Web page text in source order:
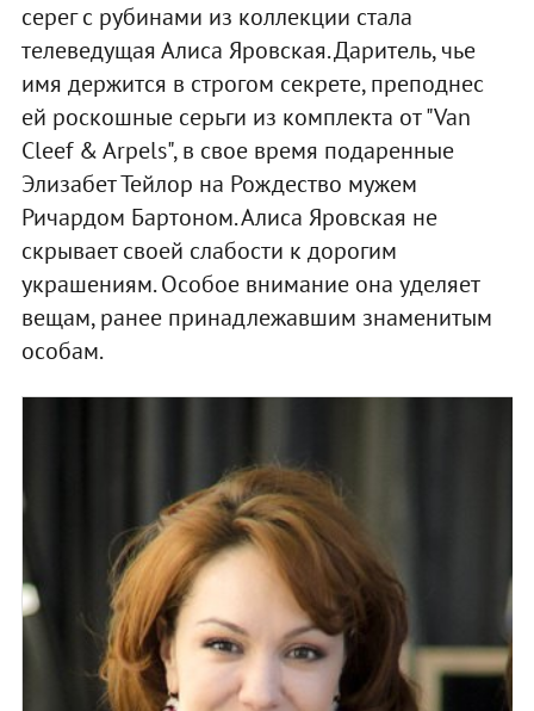
серег с рубинами из коллекции стала
телеведущая Алиса Яровская. Даритель, чье
имя держится в строгом секрете, преподнес
ей роскошные серьги из комплекта от "Van
Cleef & Arpels", в свое время подаренные
Элизабет Тейлор на Рождество мужем
Ричардом Бартоном. Алиса Яровская не
скрывает своей слабости к дорогим
украшениям. Особое внимание она уделяет
вещам, ранее принадлежавшим знаменитым
особам.